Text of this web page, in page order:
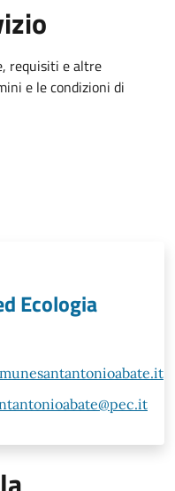
requisiti e altre
e le condizioni di
Ecologia